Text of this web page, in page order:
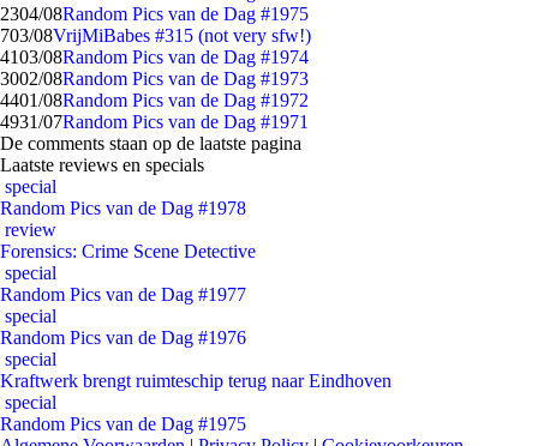
2304/08Random Pics van de Dag #1975
703/08VrijMiBabes #315 (not very sfw!)
4103/08Random Pics van de Dag #1974
3002/08Random Pics van de Dag #1973
4401/08Random Pics van de Dag #1972
4931/07Random Pics van de Dag #1971
De comments staan op de laatste pagina
Laatste reviews en specials
special
Random Pics van de Dag #1978
review
Forensics: Crime Scene Detective
special
Random Pics van de Dag #1977
special
Random Pics van de Dag #1976
special
Kraftwerk brengt ruimteschip terug naar Eindhoven
special
Random Pics van de Dag #1975